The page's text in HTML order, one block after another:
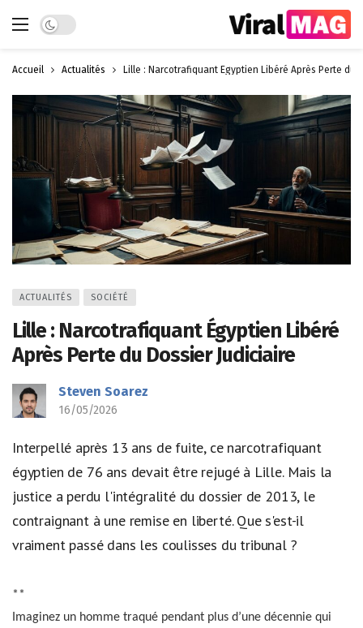
Dark mode
Accueil Actualités Lille : Narcotrafiquant Égyptien Libéré Après Perte du
ACTUALITÉS SOCIÉTÉ
Lille : Narcotrafiquant Égyptien Libéré
Après Perte du Dossier Judiciaire
Steven Soarez
16/05/2026
Interpellé après 13 ans de fuite, ce narcotrafiquant
égyptien de 76 ans devait être rejugé à Lille. Mais la
justice a perdu l'intégralité du dossier de 2013, le
contraignant à une remise en liberté. Que s'est-il
vraiment passé dans les coulisses du tribunal ?
**
Imaginez un homme traqué pendant plus d’une décennie qui